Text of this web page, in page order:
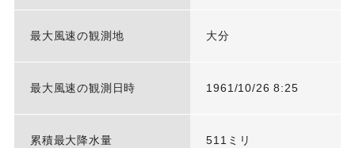
最大風速の観測地 大分
最大風速の観測日時 1961/10/26 8:25
累積最大降水量 511ミリ